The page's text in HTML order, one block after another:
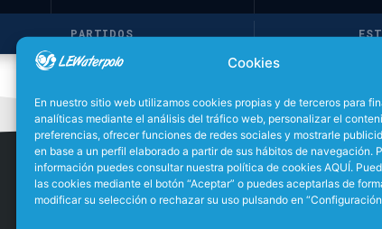
Cookies
En nuestro sitio web utilizamos cookies propias y de terceros para
analíticas mediante el análisis del tráfico web, personalizar el
preferencias, ofrecer funciones de redes sociales y mostrarle
en base a un perfil elaborado a partir de sus hábitos de navegación.
información puedes consultar nuestra política de cookies AQUÍ.
las cookies mediante el botón “Aceptar” o puedes aceptarlas de
modificar su selección o rechazar su uso pulsando en
PARTIDOS